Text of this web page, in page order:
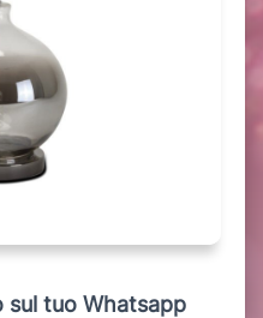
tuo Whatsapp